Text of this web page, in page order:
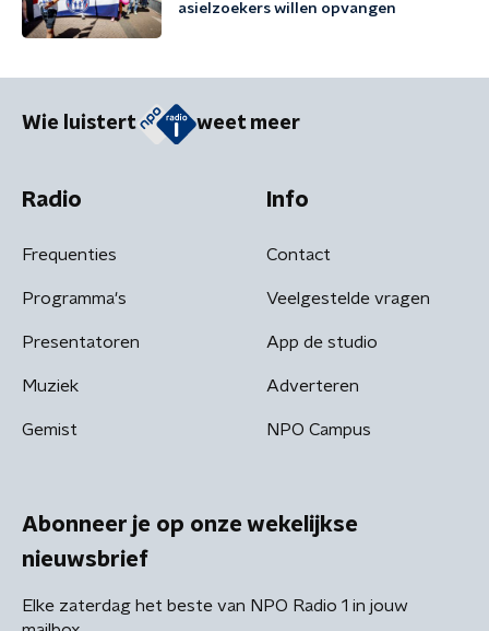
asielzoekers willen opvangen
Wie luistert weet meer
Radio
Frequenties
Programma's
Presentatoren
Muziek
Gemist
Info
Contact
Veelgestelde vragen
App de studio
Adverteren
NPO Campus
Abonneer je op onze wekelijkse
nieuwsbrief
Elke zaterdag het beste van NPO Radio 1 in jouw